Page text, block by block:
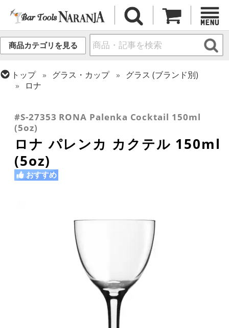
商品カテゴリを見る
トップ グラス・カップ
グラス (ブランド別)
ロナ
カクテルグラス (全サイズ)
#S-27353 RONA Palenka Cocktail 150ml
(5oz)
ロナ パレンカ カクテル 150ml
(5oz)
おすすめ